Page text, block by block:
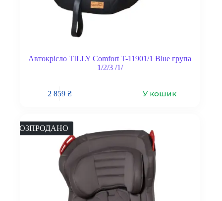
Автокрісло TILLY Comfort T-11901/1 Blue група
1/2/3 /1/
2 859₴ У кошик
РОЗПРОДАНО